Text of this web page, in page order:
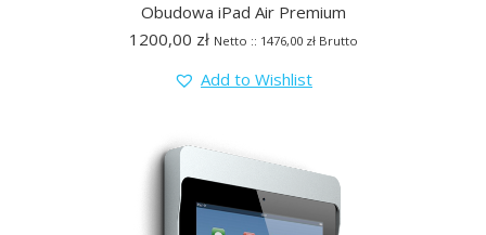
Obudowa iPad Air Premium
1200,00 zł Netto :: 1476,00 złBrutto
Add to Wishlist